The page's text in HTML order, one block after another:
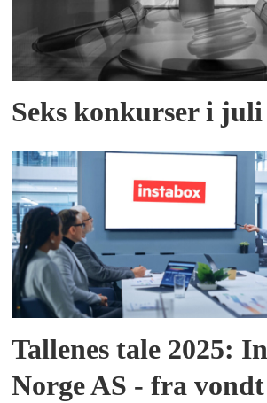
Seks konkurser i juli
Tallenes tale 2025:
Norge AS - fra